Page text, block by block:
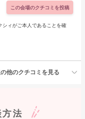
この会場のクチコミを投稿
シィがご本人であることを確
他のクチコミを見る
方法